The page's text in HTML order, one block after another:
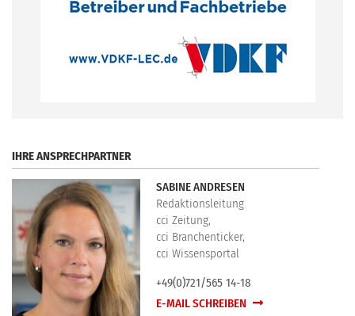
IHRE ANSPRECHPARTNER
SABINE ANDRESEN
Redaktionsleitung
cci Zeitung,
cci Branchenticker,
cci Wissensportal
+49(0)721/565 14-18
E-MAIL SCHREIBEN